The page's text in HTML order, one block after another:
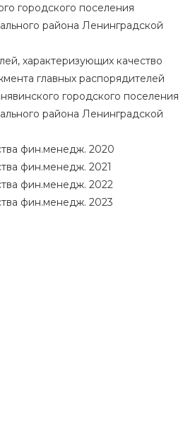
городского поселения
района Ленинградской
характеризующих качество
главных распорядителей
городского поселения
района Ленинградской
фин.менедж. 2020
фин.менедж. 2021
фин.менедж. 2022
фин.менедж. 2023